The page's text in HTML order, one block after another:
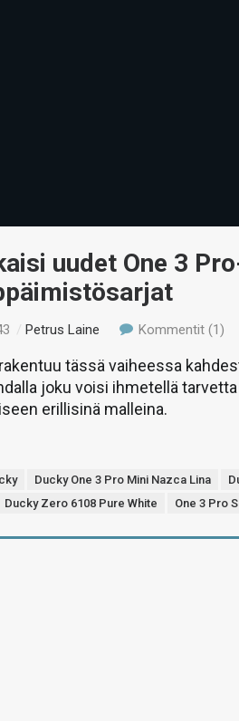
uudet One 3
/Petrus Laine Kommentit (1)
tässä vaiheessa
joku voisi ihmetellä
erillisinä malleina.
Ducky One 3 Pro Mini Nazca Lina
Ducky Zero 6108 Pure White One 3 Pro